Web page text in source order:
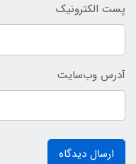
پست الکترونیک
آدرس وب‌سایت
ارسال دیدگاه